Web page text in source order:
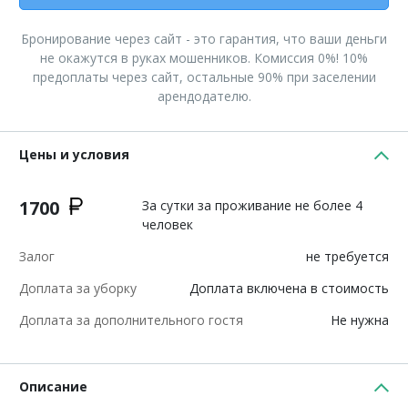
Бронирование через сайт - это гарантия, что ваши деньги
не окажутся в руках мошенников. Комиссия 0%! 10%
предоплаты через сайт, остальные 90% при заселении
арендодателю.
Цены и условия
1700
За сутки за проживание не более 4
человек
Залог
не требуется
Доплата за уборку
Доплата включена в стоимость
Доплата за дополнительного гостя
Не нужна
Описание